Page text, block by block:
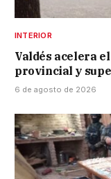
INTERIOR
Valdés acelera
provincial y
6 de agosto de 2026